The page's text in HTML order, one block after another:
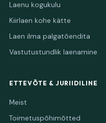
Laenu kogukulu
Kiirlaen kohe kätte
Laen ilma palgatõendita
Vastutustundlik laenamine
ETTEVÕTE & JURIIDILINE
Meist
Toimetuspõhimõtted